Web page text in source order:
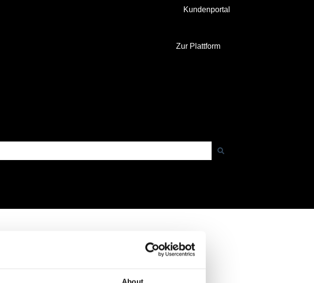
Kundenportal
Zur Plattform